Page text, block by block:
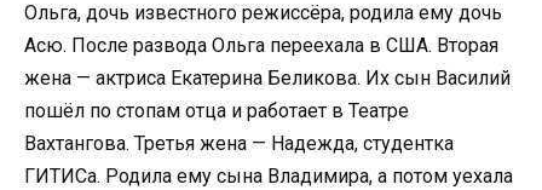
Ольга, дочь известного режиссёра, родила ему дочь
Асю. После развода Ольга переехала в США. Вторая
жена — актриса Екатерина Беликова. Их сын Василий
пошёл по стопам отца и работает в Театре
Вахтангова. Третья жена — Надежда, студентка
ГИТИСа. Родила ему сына Владимира, а потом уехала